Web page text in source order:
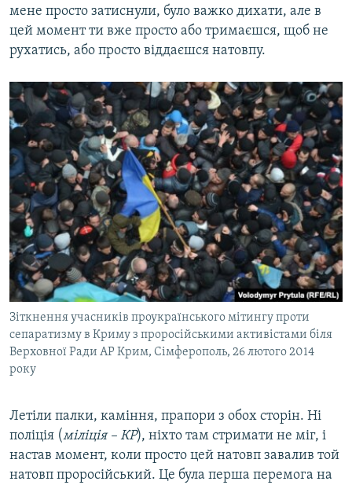
мене просто затиснули, було важко дихати, але в
цей момент ти вже просто або тримаєшся, щоб не
рухатись, або просто віддаєшся натовпу.
Зіткнення учасників проукраїнського мітингу проти
сепаратизму в Криму з проросійськими активістами біля
Верховної Ради АР Крим, Сімферополь, 26 лютого 2014
року
Летіли палки, каміння, прапори з обох сторін. Ні
поліція (міліція – КР), ніхто там стримати не міг, і
настав момент, коли просто цей натовп завалив той
натовп проросійський. Це була перша перемога на